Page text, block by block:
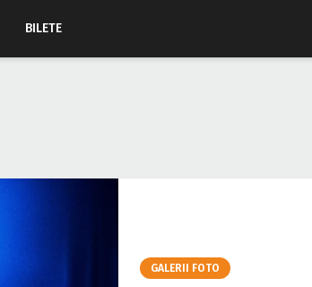
BILETE
GALERII FOTO